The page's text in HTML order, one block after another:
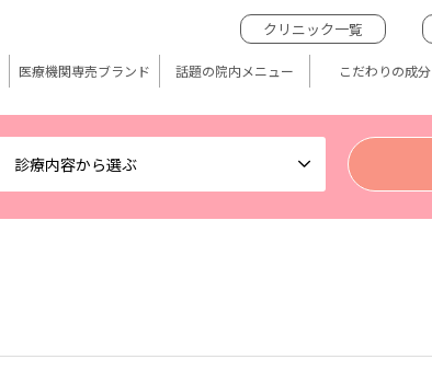
診療内容から選ぶ
クリニック一覧
医療機関専売ブランド 話題の院内メニュー こだわりの成分